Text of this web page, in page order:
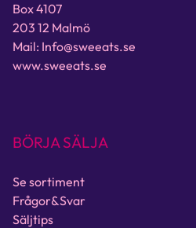
Box 4107
203 12 Malmö
Mail: Info@sweeats.se
www.sweeats.se
BÖRJA SÄLJA
Se sortiment
Frågor&Svar
Säljtips